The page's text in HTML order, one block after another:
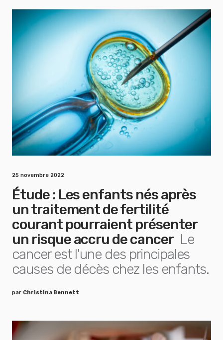
25 novembre 2022
Étude : Les enfants nés après
un traitement de fertilité
courant pourraient présenter
un risque accru de cancer Le
cancer est l'une des principales
causes de décès chez les enfants.
par Christina Bennett